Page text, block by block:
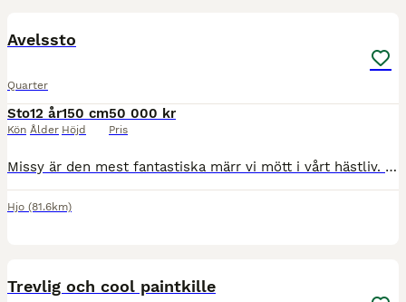
Avelssto
Quarter
Sto
Kön
12 år
Ålder
150 cm
Höjd
50 000 kr
Pris
Missy är den mest fantastiska märr vi mött i vårt hästliv. Hon är inte bara världens snällaste utan en sån otrolig mamma som älskar att vara just mamma. Vi har haft lyckan att fått 7 st fantanstiska
Hjo (81.6km)
Trevlig och cool paintkille